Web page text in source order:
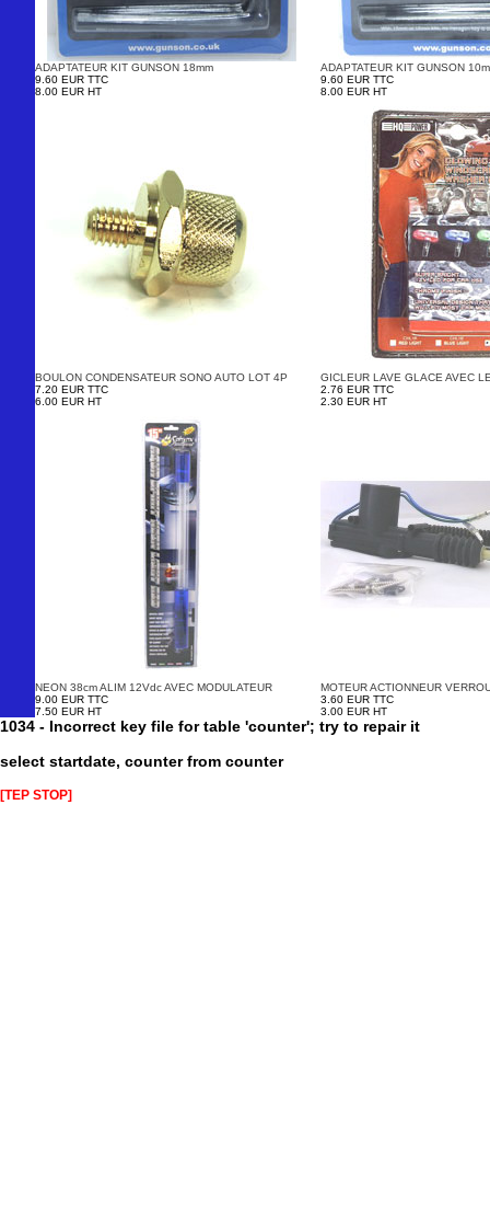
ADAPTATEUR KIT GUNSON 18mm
9.60 EUR TTC
8.00 EUR HT
ADAPTATEUR KIT GUNSON
9.60 EUR TTC
8.00 EUR HT
BOULON CONDENSATEUR SONO AUTO LOT 4P
7.20 EUR TTC
6.00 EUR HT
GICLEUR LAVE GLACE AVEC
2.76 EUR TTC
2.30 EUR HT
NEON 38cm ALIM 12Vdc AVEC MODULATEUR
9.00 EUR TTC
7.50 EUR HT
MOTEUR ACTIONNEUR
3.60 EUR TTC
3.00 EUR HT
1034 - Incorrect key file for table 'counter'; try to repair it
select startdate, counter from counter
[TEP STOP]